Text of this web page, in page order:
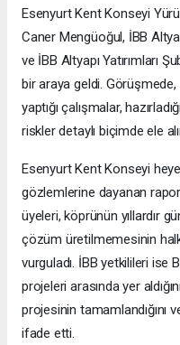
Esenyurt Kent Konseyi
Caner Mengüoğul, İBB
ve İBB Altyapı Yatırımları
bir araya geldi.
yaptığı çalışmalar,
riskler detaylı biçimde ele
Esenyurt Kent Konseyi
gözlemlerine dayanan
üyeleri, köprünün yıllardır
çözüm üretilmemesinin halk
vurguladı. İBB yetkilileri ise
projeleri arasında yer
projesinin tamamlandığını
ifade etti.